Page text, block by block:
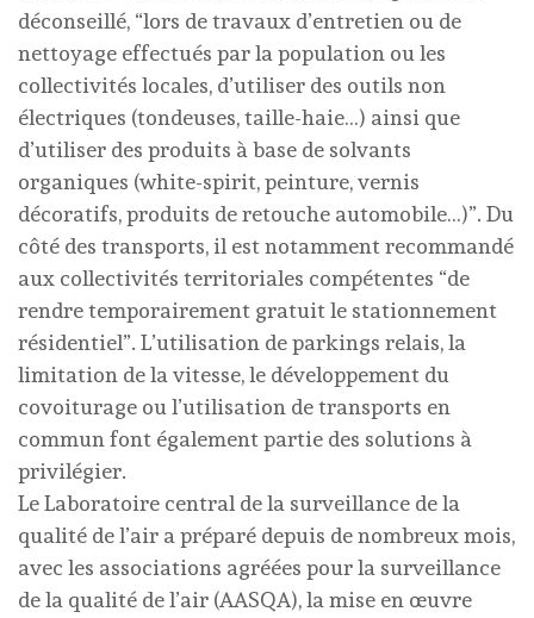
déconseillé, “lors de travaux d’entretien ou de
nettoyage effectués par la population ou les
collectivités locales, d’utiliser des outils non
électriques (tondeuses, taille-haie…) ainsi que
d’utiliser des produits à base de solvants
organiques (white-spirit, peinture, vernis
décoratifs, produits de retouche automobile…)”. Du
côté des transports, il est notamment recommandé
aux collectivités territoriales compétentes “de
rendre temporairement gratuit le stationnement
résidentiel”. L’utilisation de parkings relais, la
limitation de la vitesse, le développement du
covoiturage ou l’utilisation de transports en
commun font également partie des solutions à
privilégier.
Le Laboratoire central de la surveillance de la
qualité de l’air a préparé depuis de nombreux mois,
avec les associations agréées pour la surveillance
de la qualité de l’air (AASQA), la mise en œuvre